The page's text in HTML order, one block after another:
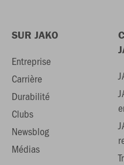
SUR JAKO
Entreprise
Carrière
Durabilité
Clubs
Newsblog
Médias